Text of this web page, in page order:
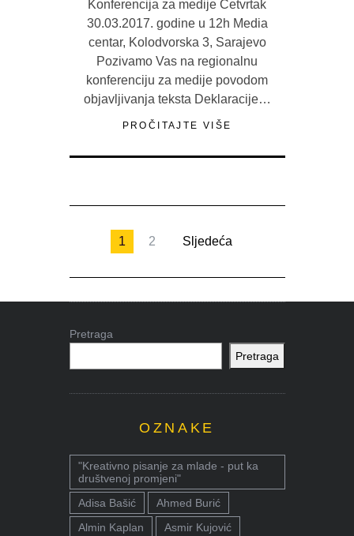
Konferencija za medije Četvrtak
30.03.2017. godine u 12h Media
centar, Kolodvorska 3, Sarajevo
Pozivamo Vas na regionalnu
konferenciju za medije povodom
objavljivanja teksta Deklaracije…
PROČITAJTE VIŠE
1 2 Sljedeća
Pretraga
Pretraga
OZNAKE
"Kreativno pisanje za mlade - put ka
društvenoj promjeni"
Adisa Bašić
Ahmed Burić
Almin Kaplan
Asmir Kujović